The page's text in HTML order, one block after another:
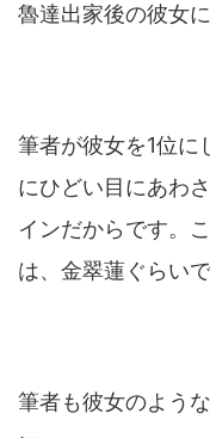
魯達出家後の彼女
筆者が彼女を1位に
にひどい目にあわ
インだからです。
は、金翠蓮ぐらいで
筆者も彼女のよう